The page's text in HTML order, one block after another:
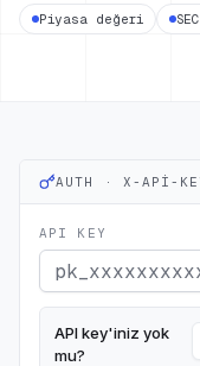
Piyasa değeri
AUTH · X-API-
API KEY
API key'iniz yok
mu?